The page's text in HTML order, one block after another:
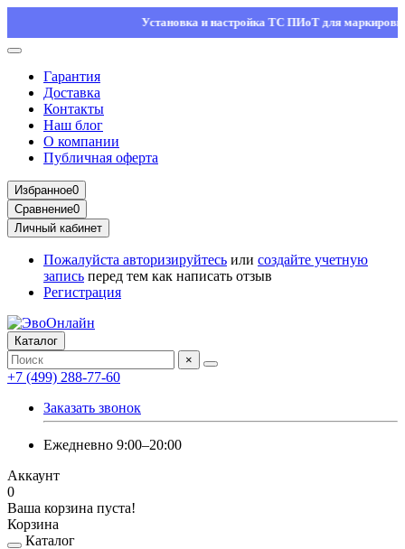
Установка и настройка ТС ПИоТ для маркировки —
Гарантия
Доставка
Контакты
Наш блог
О компании
Публичная оферта
Избранное0
Сравнение0
Личный кабинет
Пожалуйста авторизируйтесь или создайте учетную
запись перед тем как написать отзыв
Регистрация
Каталог
×
+7 (499) 288-77-60
Заказать звонок
Ежедневно 9:00–20:00
Аккаунт
0
Ваша корзина пуста!
Корзина
Каталог